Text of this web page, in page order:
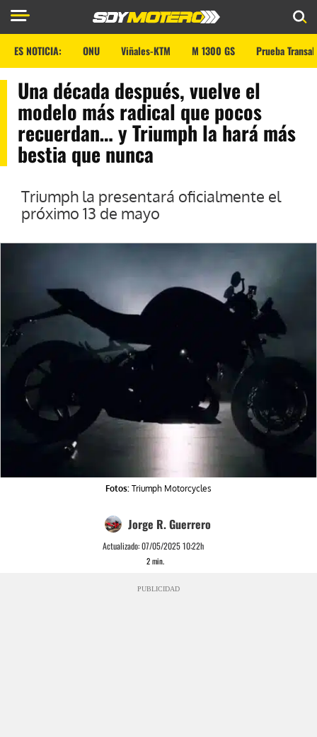
ES NOTICIA: ONU Viñales-KTM M 1300 GS Prueba
Una década después, vuelve el
modelo más radical que pocos
recuerdan… y Triumph la hará más
bestia que nunca
Triumph la presentará oficialmente el
próximo 13 de mayo
Fotos: Triumph Motorcycles
Jorge R. Guerrero
Actualizado:07/05/2025 10:22h
2min.
PUBLICIDAD